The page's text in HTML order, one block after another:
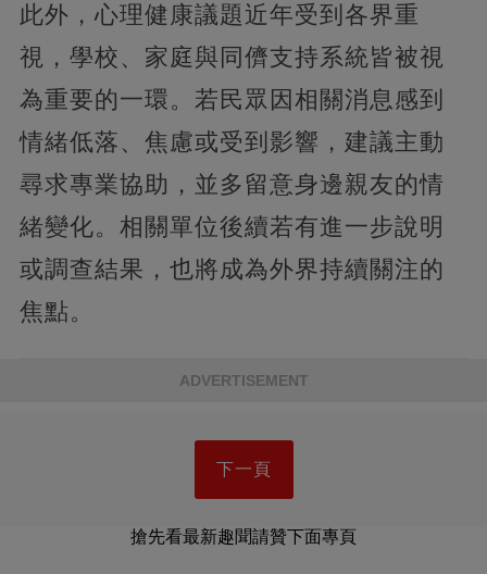
此外，心理健康議題近年受到各界重
視，學校、家庭與同儕支持系統皆被視
為重要的一環。若民眾因相關消息感到
情緒低落、焦慮或受到影響，建議主動
尋求專業協助，並多留意身邊親友的情
緒變化。相關單位後續若有進一步說明
或調查結果，也將成為外界持續關注的
焦點。
ADVERTISEMENT
下一頁
搶先看最新趣聞請贊下面專頁